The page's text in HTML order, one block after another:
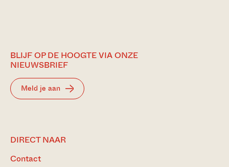
BLIJF OP DE HOOGTE VIA ONZE
NIEUWSBRIEF
Meld je aan
DIRECT NAAR
Contact